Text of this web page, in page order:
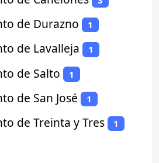
de Durazno 1
de Lavalleja 1
de Salto 1
de San José 1
de Treinta y Tres 1